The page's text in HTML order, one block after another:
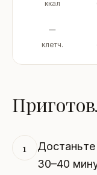
ккал
–
клетч.
1
Достаньте
30–40